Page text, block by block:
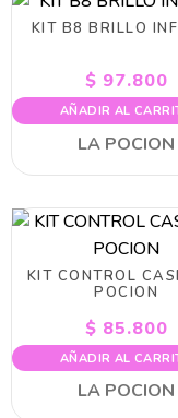
KIT B8 BRILLO
$ 97.800
AÑADIR AL
LA POCION
KIT CONTROL
POCION
$ 85.800
AÑADIR AL
LA POCION